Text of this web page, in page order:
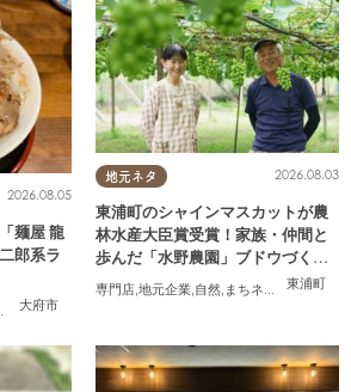
大府市
2026.08.05
麺屋 龍
郎系ラ
,おひとりさま
地元ネタ
東浦町
2026.08.03
東浦町のシャインマスカットが農
林水産大臣賞受賞！家族・仲間と
歩んだ「水野農園」ブドウづくり
の軌跡
専門店,地元企業,自然, まちネタ 季節ネタ